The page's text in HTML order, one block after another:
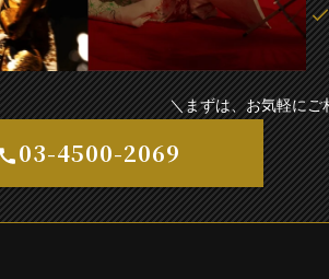
＼まずは、お気軽にご
03-4500-2069